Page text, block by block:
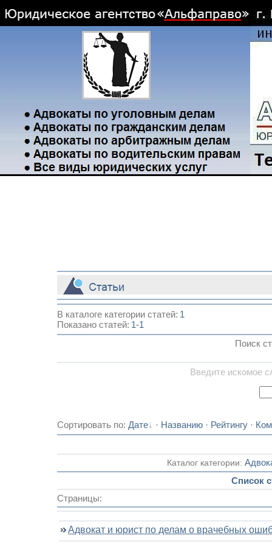
В каталоге категории статей: 1
Показано статей: 1-1
Поиск
Введите искомое
Сортировать по: Дате · Названию · Рейтингу ·
Каталог категории:
Список
Страницы:
Адвокат и юрист по делам о врачебных